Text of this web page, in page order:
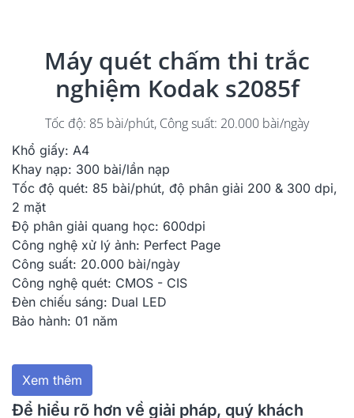
Máy quét chấm thi trắc
nghiệm Kodak s2085f
Tốc độ: 85 bài/phút, Công suất: 20.000 bài/ngày
Khổ giấy: A4
Khay nạp: 300 bài/lần nạp
Tốc độ quét: 85 bài/phút, độ phân giải 200 & 300 dpi,
2 mặt
Độ phân giải quang học: 600dpi
Công nghệ xử lý ảnh: Perfect Page
Công suất: 20.000 bài/ngày
Công nghệ quét: CMOS - CIS
Đèn chiếu sáng: Dual LED
Bảo hành: 01 năm
Xem thêm
Để hiểu rõ hơn về giải pháp, quý khách